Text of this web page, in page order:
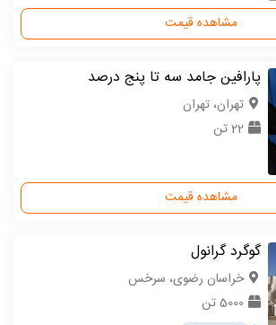
مشاهده قیمت
پارافین جامد سه تا پنج درصد
تهران، تهران
22 تن
مشاهده قیمت
گوگرد گرانول
خراسان رضوی، سرخس
5000 تن